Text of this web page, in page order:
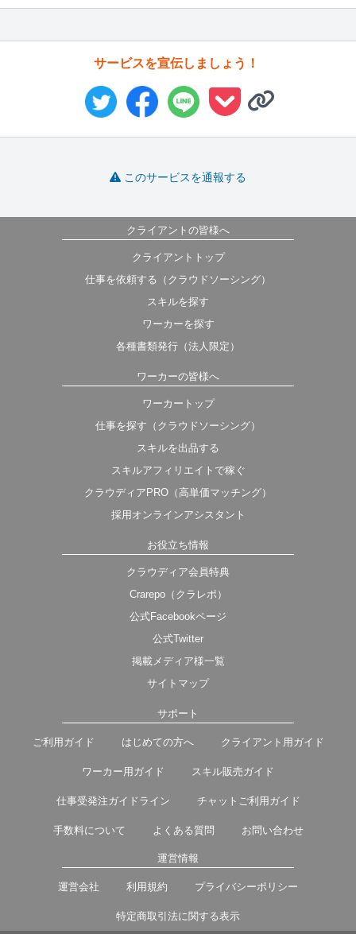
サービスを宣伝しましょう！
このサービスを通報する
クライアントの皆様へ
クライアントトップ
仕事を依頼する（クラウドソーシング）
スキルを探す
ワーカーを探す
各種書類発行（法人限定）
ワーカーの皆様へ
ワーカートップ
仕事を探す（クラウドソーシング）
スキルを出品する
スキルアフィリエイトで稼ぐ
クラウディアPRO（高単価マッチング）
採用オンラインアシスタント
お役立ち情報
クラウディア会員特典
Crarepo（クラレポ）
公式Facebookページ
公式Twitter
掲載メディア様一覧
サイトマップ
サポート
ご利用ガイド はじめての方へ クライアント用ガイド
ワーカー用ガイド スキル販売ガイド
仕事受発注ガイドライン チャットご利用ガイド
手数料について よくある質問 お問い合わせ
運営情報
運営会社 利用規約 プライバシーポリシー
特定商取引法に関する表示